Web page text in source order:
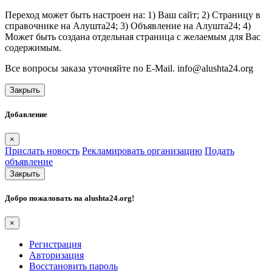
Переход может быть настроен на: 1) Ваш сайт; 2) Страницу в
справочнике на Алушта24; 3) Объявление на Алушта24; 4)
Может быть создана отдельная страница с желаемым для Вас
содержимым.
Все вопросы заказа уточняйте по E-Mail. info@alushta24.org
Закрыть
Добавление
×
Прислать новость Рекламировать организацию Подать
объявление
Закрыть
Добро пожаловать на alushta24.org!
×
Регистрация
Авторизация
Восстановить пароль